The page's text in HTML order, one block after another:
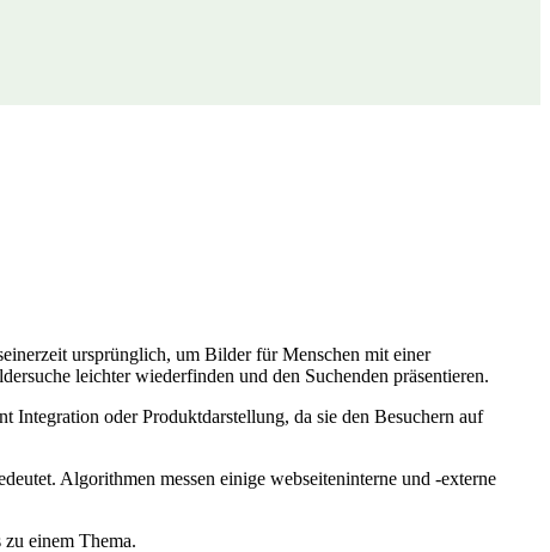
ursprünglich, um Bilder für Menschen mit einer
leichter wiederfinden und den Suchenden präsentieren.
oder Produktdarstellung, da sie den Besuchern auf
Algorithmen messen einige webseiteninterne und -externe
einem Thema.